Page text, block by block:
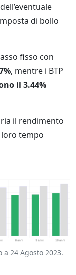
di bollo
fisso con
, mentre i BTP
il 3.44%
il rendimento
loro tempo
a 24 Agosto 2023.